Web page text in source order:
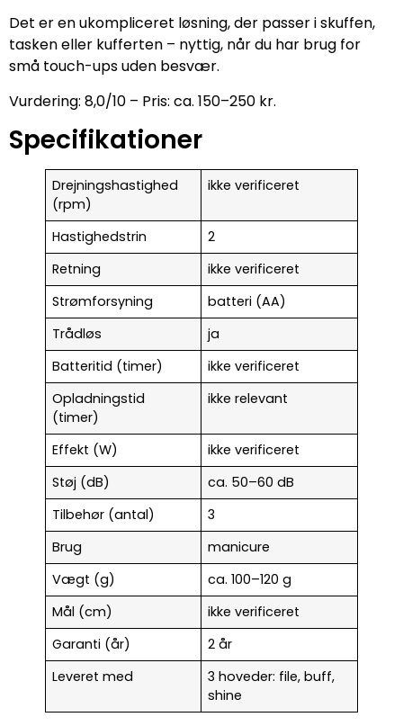
Det er en ukompliceret løsning, der passer i skuffen,
tasken eller kufferten – nyttig, når du har brug for
små touch-ups uden besvær.
Vurdering: 8,0/10 – Pris: ca. 150–250 kr.
Specifikationer
Drejningshastighed
(rpm)
ikke verificeret
Hastighedstrin
2
Retning
ikke verificeret
Strømforsyning
batteri (AA)
Trådløs
ja
Batteritid (timer)
ikke verificeret
Opladningstid
(timer)
ikke relevant
Effekt (W)
ikke verificeret
Støj (dB)
ca. 50–60 dB
Tilbehør (antal)
3
Brug
manicure
Vægt (g)
ca. 100–120 g
Mål (cm)
ikke verificeret
Garanti (år)
2 år
Leveret med
3 hoveder: file, buff,
shine